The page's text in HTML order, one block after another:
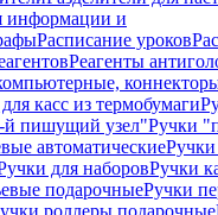
информации и
Расписание уроков
Реагенты
касс из термобумаги
й пишущий узел"Ручки
автоматическиеРучки
для наборовРучки
подарочныеРучки
роллеры подарочные